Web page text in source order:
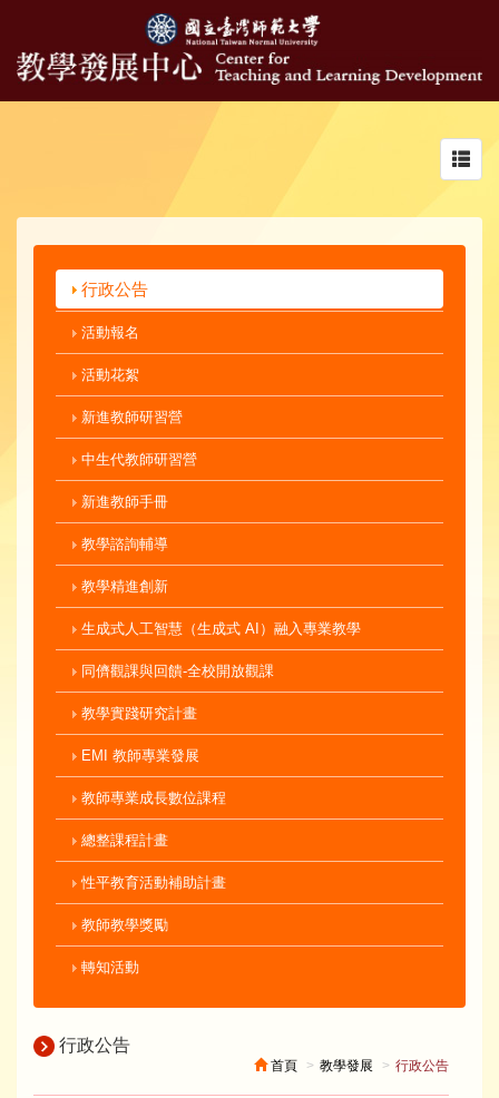
行政公告
活動報名
活動花絮
新進教師研習營
中生代教師研習營
新進教師手冊
教學諮詢輔導
教學精進創新
生成式人工智慧（生成式 AI）融入專業教學
同儕觀課與回饋-全校開放觀課
教學實踐研究計畫
EMI 教師專業發展
教師專業成長數位課程
總整課程計畫
性平教育活動補助計畫
教師教學獎勵
轉知活動
行政公告
首頁 教學發展 行政公告